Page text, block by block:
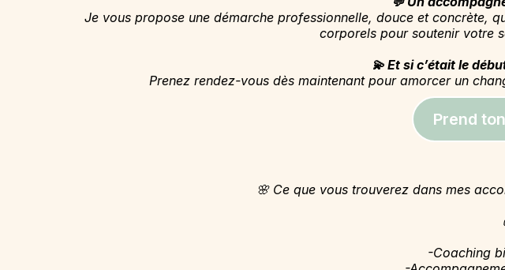
Je vous propose une démarche professionnelle, douce et concrète,
corporels pour soutenir votre
💫 Et si c’était le
Prenez rendez-vous dès maintenant pour amorcer un
Prend
🌸 Ce que vous trouverez dans mes
-Coaching